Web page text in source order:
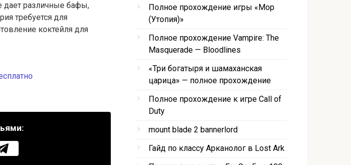
дает различные бафы,
требуется для
коктейля для
Полное прохождение игры «Мор
(Утопия)»
Полное прохождение Vampire: The
Masquerade — Bloodlines
«Три богатыря и шамаханская
царица» — полное прохождение
Полное прохождение к игре Call of
Duty
mount blade 2 bannerlord
Гайд по классу Арканолог в Lost Ark